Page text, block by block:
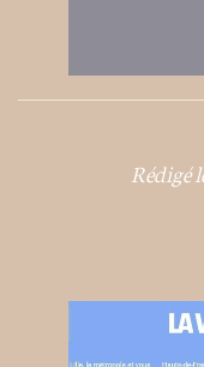
Rédigé